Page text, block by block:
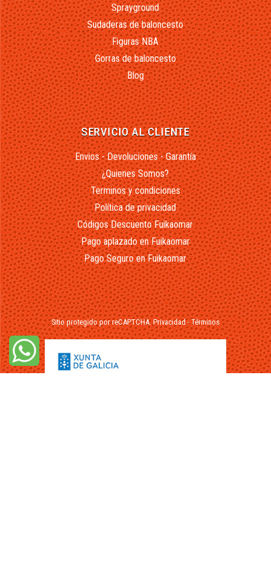
Sprayground
Sudaderas de baloncesto
Figuras NBA
Gorras de baloncesto
Blog
SERVICIO AL CLIENTE
Envios - Devoluciones - Garantía
¿Quienes Somos?
Terminos y condiciones
Política de privacidad
Códigos Descuento Fuikaomar
Pago aplazado en Fuikaomar
Pago Seguro en Fuikaomar
Sitio protegido por reCAPTCHA.Privacidad-Términos